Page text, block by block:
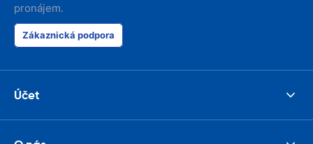
pronájem.
Zákaznická podpora
Účet